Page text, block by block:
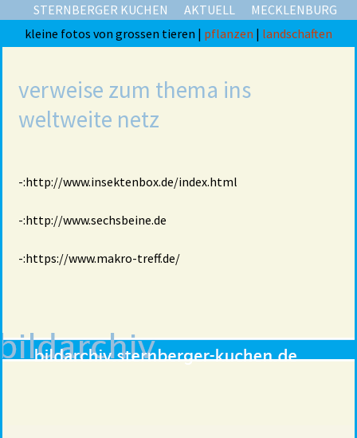
STERNBERGER KUCHEN AKTUELL
MECKLENBURG
kleine fotos von grossen tieren | pflanzen | landschaften
verweise zum thema ins
weltweite netz
-:http://www.insektenbox.de/index.html
-:http://www.sechsbeine.de
-:https://www.makro-treff.de/